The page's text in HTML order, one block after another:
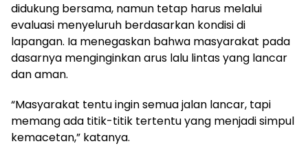
didukung bersama, namun tetap harus melalui
evaluasi menyeluruh berdasarkan kondisi di
lapangan. Ia menegaskan bahwa masyarakat pada
dasarnya menginginkan arus lalu lintas yang lancar
dan aman.
“Masyarakat tentu ingin semua jalan lancar, tapi
memang ada titik-titik tertentu yang menjadi simpul
kemacetan,” katanya.